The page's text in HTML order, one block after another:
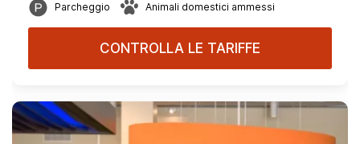
Parcheggio Animali domestici ammessi
CONTROLLA LE TARIFFE